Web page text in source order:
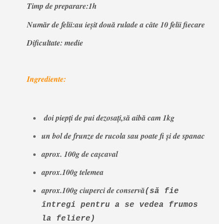
Timp de preparare:1h
Număr de felii:au ieșit două rulade a câte 10 felii fiecare
Dificultate: medie
Ingrediente:
doi piepți de pui dezosați,să aibă cam 1kg
un bol de frunze de rucola sau poate fi și de spanac
aprox. 100g de cașcaval
aprox.100g telemea
aprox.100g ciuperci de conservă(să fie
întregi pentru a se vedea frumos
la feliere)